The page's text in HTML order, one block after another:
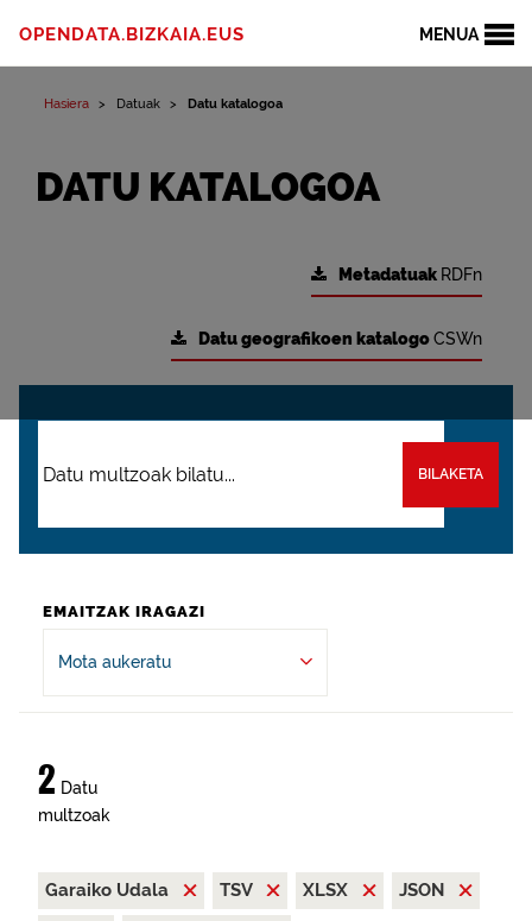
MENUA
OPENDATA.BIZKAIA.EUS
Hasiera Datuak Datu katalogoa
DATU KATALOGOA
Metadatuak RDFn
Datu geografikoen katalogoCSWn
BILAKETA
EMAITZAK IRAGAZI
Mota aukeratu
2 Datu
multzoak
Garaiko Udala TSV XLSX
JSON